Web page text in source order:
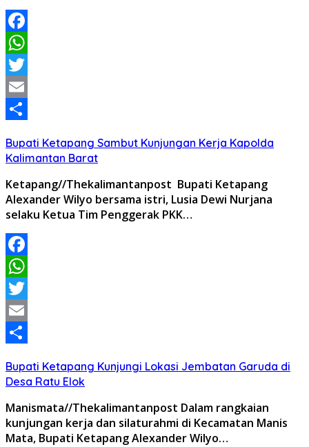
Facebook
WhatsApp
Twitter
Email
Bupati Ketapang Sambut Kunjungan Kerja Kapolda
Kalimantan Barat
Ketapang//Thekalimantanpost Bupati Ketapang
Alexander Wilyo bersama istri, Lusia Dewi Nurjana
selaku Ketua Tim Penggerak PKK…
Facebook
WhatsApp
Twitter
Email
Bupati Ketapang Kunjungi Lokasi Jembatan Garuda di
Desa Ratu Elok
Manismata//Thekalimantanpost Dalam rangkaian
kunjungan kerja dan silaturahmi di Kecamatan Manis
Mata, Bupati Ketapang Alexander Wilyo…